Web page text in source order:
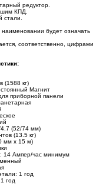
редуктор.
КПД.
стали.
будет означать
соответственно, цифрами
(1588 кг)
Магнит
приборной панели
(52/74 мм)
(13.5 кг)
мм х 15 м)
14 Ампер/час минимум
1 год
год